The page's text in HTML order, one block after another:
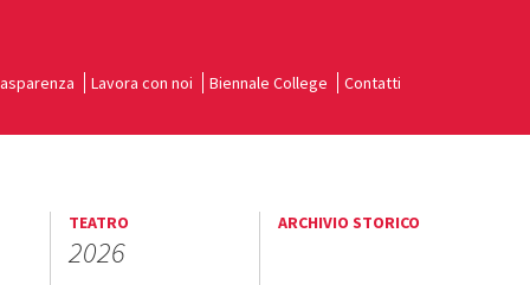
Lavora con noi Biennale College Contatti
TEATRO
2026
ARCHIVIO STORICO